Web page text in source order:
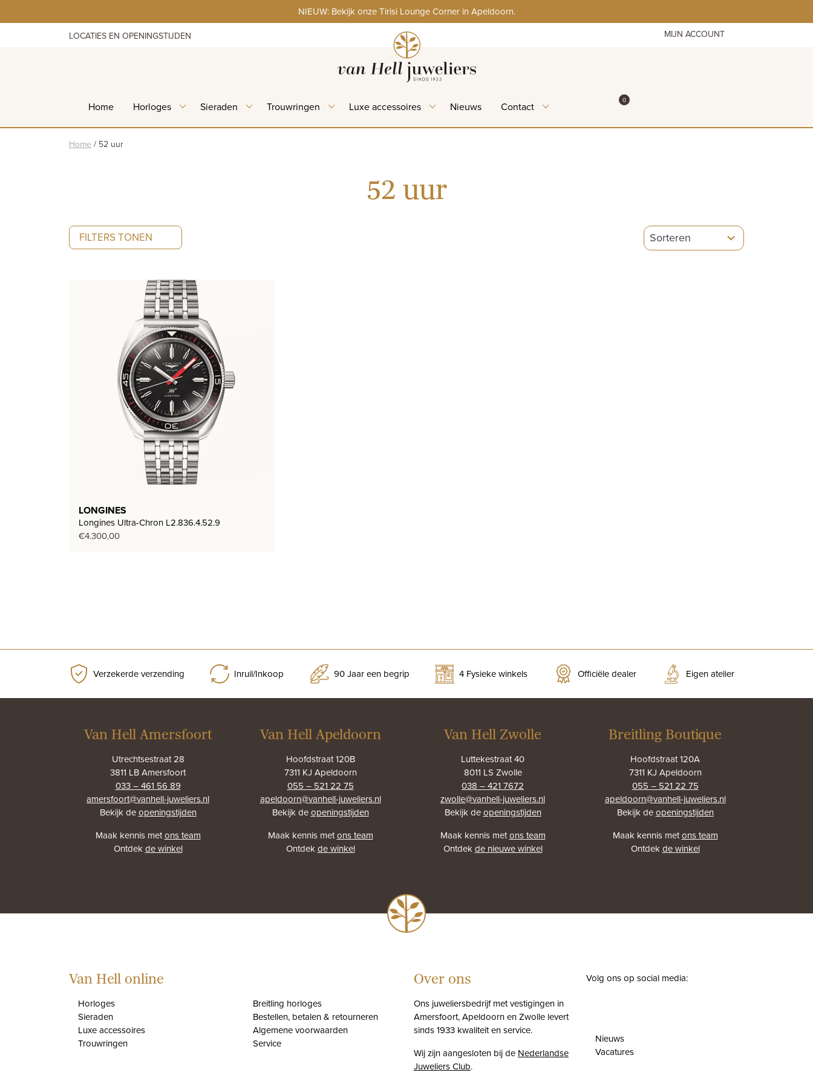
to
NIEUW: Bekijk onze Tirisi Lounge Corner in Apeldoorn.
LOCATIES EN OPENINGSTIJDEN MIJN ACCOUNT
Home Horloges Sieraden Trouwringen Luxe accessoires Nieuws Contact WINKELMAND
0ITEMS IN WINKELMAND
Home / 52 uur
52 uur
FILTERS TONEN
5
results
LONGINES
Longines Ultra-Chron L2.836.4.52.9
€4.300,00
Verzekerde verzending Inruil/Inkoop 90 Jaar een begrip 4 Fysieke winkels Officiële dealer Eigen atelier
Van Hell Amersfoort
Utrechtsestraat 28
3811 LB Amersfoort
033 – 461 56 89
amersfoort@vanhell-juweliers.nl
Bekijk deopeningstijden
Maak kennis metons team
Ontdekde winkel
Van Hell Apeldoorn
Hoofdstraat 120B
7311 KJ Apeldoorn
055 – 521 22 75
apeldoorn@vanhell-juweliers.nl
Bekijk deopeningstijden
Maak kennis metons team
Ontdekde winkel
Van Hell Zwolle
Luttekestraat 40
8011 LS Zwolle
038 – 421 7672
zwolle@vanhell-juweliers.nl
Bekijk deopeningstijden
Maak kennis metons team
Ontdekde nieuwe winkel
Breitling Boutique
Hoofdstraat 120A
7311 KJ Apeldoorn
055 – 521 22 75
apeldoorn@vanhell-juweliers.nl
Bekijk deopeningstijden
Maak kennis metons team
Ontdekde winkel
Van Hell online
Horloges
Sieraden
Luxe accessoires
Trouwringen
Breitling horloges
Bestellen, betalen & retourneren
Algemene voorwaarden
Service
Over ons
Ons juweliersbedrijf met vestigingen in
Amersfoort, Apeldoorn en Zwolle levert
sinds 1933 kwaliteit en service.
Wij zijn aangesloten bij de Nederlandse
Juweliers Club.
Volg ons op social media:
Nieuws
Vacatures